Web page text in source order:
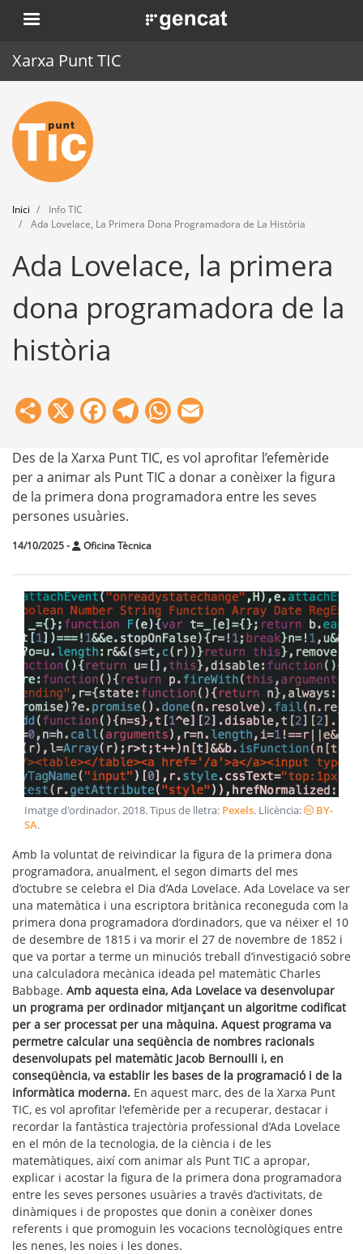
Vés
al
. Obre en una nova finestra.
Xarxa Punt TIC
Inici
Punt TIC
Actualitat
Agenda
Formació
Eines
Inici
Info TIC
Ada Lovelace, La Primera Dona Programadora de La Història
Ada Lovelace, la primera
dona programadora de la
història
Share
X Facebook
Telegram
WhatsApp
Des de la Xarxa Punt TIC, es vol aprofitar l’efemèride
per a animar als Punt TIC a donar a conèixer la figura
de la primera dona programadora entre les seves
persones usuàries.
14/10/2025- Oficina Tècnica
Imatge d'ordinador.2018. Tipus de lletra: Pexels. Llicència:
BY-
SA.
Amb la voluntat de reivindicar la figura de la primera dona
programadora, anualment, el segon dimarts del mes
d’octubre se celebra el Dia d’Ada Lovelace. Ada Lovelace va ser
una matemàtica i una escriptora britànica reconeguda com la
primera dona programadora d’ordinadors, que va néixer el 10
de desembre de 1815 i va morir el 27 de novembre de 1852 i
que va portar a terme un minuciós treball d’investigació sobre
una calculadora mecànica ideada pel matemàtic Charles
Babbage. Amb aquesta eina, Ada Lovelace va desenvolupar
un programa per ordinador mitjançant un algoritme codificat
per a ser processat per una màquina. Aquest programa va
permetre calcular una seqüència de nombres racionals
desenvolupats pel matemàtic Jacob Bernoulli i, en
conseqüència, va establir les bases de la programació i de la
informàtica moderna. En aquest marc, des de la Xarxa Punt
TIC, es vol aprofitar l'efemèride per a recuperar, destacar i
recordar la fantàstica trajectòria professional d’Ada Lovelace
en el món de la tecnologia, de la ciència i de les
matemàtiques, així com animar als Punt TIC a apropar,
explicar i acostar la figura de la primera dona programadora
entre les seves persones usuàries a través d’activitats, de
dinàmiques i de propostes que donin a conèixer dones
referents i que promoguin les vocacions tecnològiques entre
les nenes, les noies i les dones.